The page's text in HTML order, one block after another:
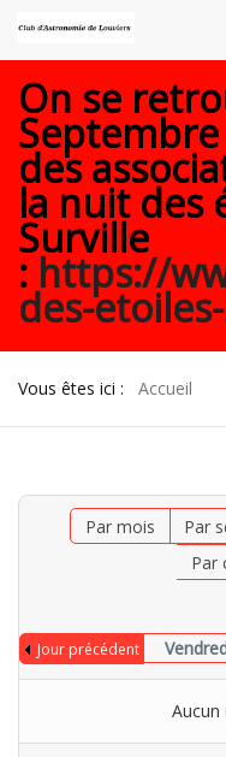
On se
des
la nuit des
Surville
: https://
des-
Vous êtes ici : Accueil
Par mois Par
Par
Jour précédent